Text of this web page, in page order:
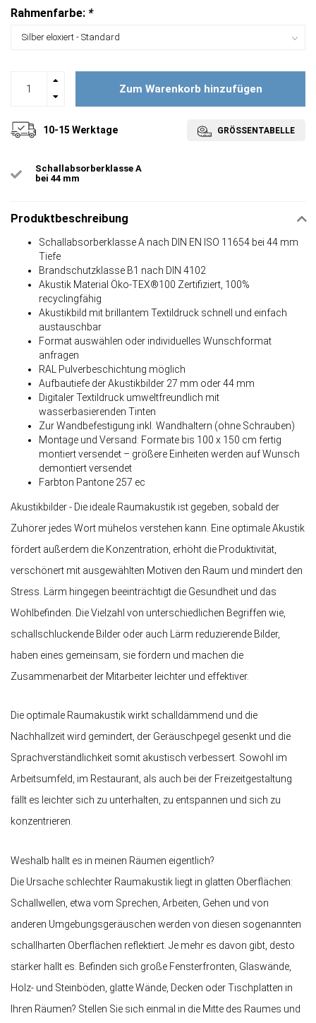
Rahmenfarbe: *
Zum Warenkorb hinzufügen
10-15 Werktage GRÖSSENTABELLE
Schallabsorberklasse A
bei 44 mm
Produktbeschreibung
Schallabsorberklasse A nach DIN EN ISO 11654 bei 44 mm
Tiefe
Brandschutzklasse B1 nach DIN 4102
Akustik Material Öko-TEX®100 Zertifiziert, 100%
recyclingfähig
Akustikbild mit brillantem Textildruck schnell und einfach
austauschbar
Format auswählen oder individuelles Wunschformat
anfragen
RAL Pulverbeschichtung möglich
Aufbautiefe der Akustikbilder 27 mm oder 44 mm
Digitaler Textildruck umweltfreundlich mit
wasserbasierenden Tinten
Zur Wandbefestigung inkl. Wandhaltern (ohne Schrauben)
Montage und Versand: Formate bis 100 x 150 cm fertig
montiert versendet – größere Einheiten werden auf Wunsch
demontiert versendet
Farbton Pantone 257 ec
Akustikbilder - Die ideale Raumakustik ist gegeben, sobald der
Zuhörer jedes Wort mühelos verstehen kann. Eine optimale Akustik
fördert außerdem die Konzentration, erhöht die Produktivität,
verschönert mit ausgewählten Motiven den Raum und mindert den
Stress. Lärm hingegen beeinträchtigt die Gesundheit und das
Wohlbefinden. Die Vielzahl von unterschiedlichen Begriffen wie,
schallschluckende Bilder oder auch Lärm reduzierende Bilder,
haben eines gemeinsam, sie fördern und machen die
Zusammenarbeit der Mitarbeiter leichter und effektiver.
Die optimale Raumakustik wirkt schalldämmend und die
Nachhallzeit wird gemindert, der Geräuschpegel gesenkt und die
Sprachverständlichkeit somit akustisch verbessert. Sowohl im
Arbeitsumfeld, im Restaurant, als auch bei der Freizeitgestaltung
fällt es leichter sich zu unterhalten, zu entspannen und sich zu
konzentrieren.
Weshalb hallt es in meinen Räumen eigentlich?
Die Ursache schlechter Raumakustik liegt in glatten Oberflächen:
Schallwellen, etwa vom Sprechen, Arbeiten, Gehen und von
anderen Umgebungsgeräuschen werden von diesen sogenannten
schallharten Oberflächen reflektiert. Je mehr es davon gibt, desto
stärker hallt es. Befinden sich große Fensterfronten, Glaswände,
Holz- und Steinböden, glatte Wände, Decken oder Tischplatten in
Ihren Räumen? Stellen Sie sich einmal in die Mitte des Raumes und